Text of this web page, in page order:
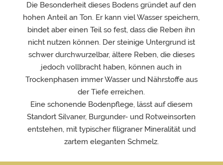
Die Besonderheit dieses Bodens gründet auf den
hohen Anteil an Ton. Er kann viel Wasser speichern,
bindet aber einen Teil so fest, dass die Reben ihn
nicht nutzen können. Der steinige Untergrund ist
schwer durchwurzelbar, ältere Reben, die dieses
jedoch vollbracht haben, können auch in
Trockenphasen immer Wasser und Nährstoffe aus
der Tiefe erreichen.
Eine schonende Bodenpflege, lässt auf diesem
Standort Silvaner, Burgunder- und Rotweinsorten
entstehen, mit typischer filigraner Mineralität und
zartem eleganten Schmelz.